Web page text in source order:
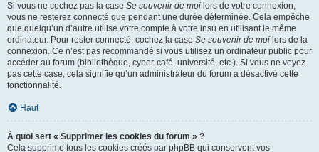
Si vous ne cochez pas la case Se souvenir de moi lors de votre connexion,
vous ne resterez connecté que pendant une durée déterminée. Cela empêche
que quelqu’un d’autre utilise votre compte à votre insu en utilisant le même
ordinateur. Pour rester connecté, cochez la case Se souvenir de moi lors de la
connexion. Ce n’est pas recommandé si vous utilisez un ordinateur public pour
accéder au forum (bibliothèque, cyber-café, université, etc.). Si vous ne voyez
pas cette case, cela signifie qu’un administrateur du forum a désactivé cette
fonctionnalité.
Haut
À quoi sert « Supprimer les cookies du forum » ?
Cela supprime tous les cookies créés par phpBB qui conservent vos